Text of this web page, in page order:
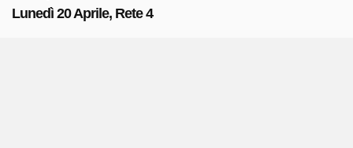
Lunedì 20 Aprile, Rete 4